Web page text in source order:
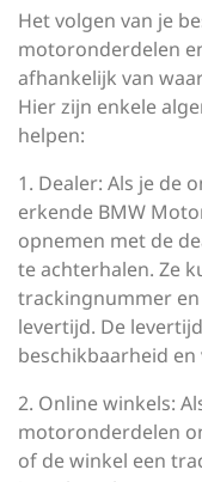
Het volgen van je
motoronderdelen
afhankelijk van
Hier zijn enkele
helpen:
1. Dealer: Als je de
erkende BMW
opnemen met de
te achterhalen. Ze
trackingnummer
levertijd. De
beschikbaarheid
2. Online winkels:
motoronderdelen
of de winkel een